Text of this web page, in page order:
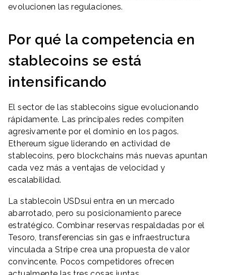
evolucionen las regulaciones.
Por qué la competencia en
stablecoins se está
intensificando
El sector de las stablecoins sigue evolucionando
rápidamente. Las principales redes compiten
agresivamente por el dominio en los pagos.
Ethereum sigue liderando en actividad de
stablecoins, pero blockchains más nuevas apuntan
cada vez más a ventajas de velocidad y
escalabilidad.
La stablecoin USDsui entra en un mercado
abarrotado, pero su posicionamiento parece
estratégico. Combinar reservas respaldadas por el
Tesoro, transferencias sin gas e infraestructura
vinculada a Stripe crea una propuesta de valor
convincente. Pocos competidores ofrecen